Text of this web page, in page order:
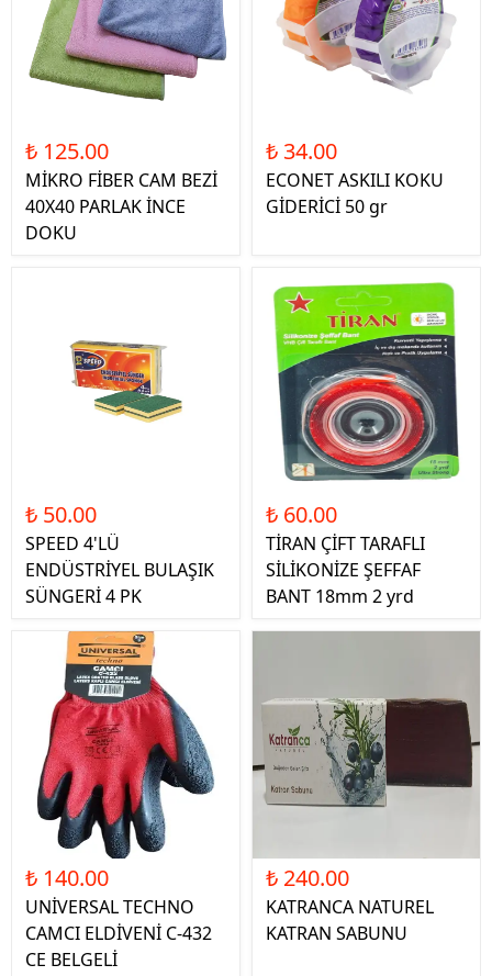
₺ 125.00
MİKRO FİBER CAM BEZİ
40X40 PARLAK İNCE
DOKU
₺ 34.00
ECONET ASKILI KOKU
GİDERİCİ 50 gr
₺ 50.00
SPEED 4'LÜ
ENDÜSTRİYEL BULAŞIK
SÜNGERİ 4 PK
₺ 60.00
TİRAN ÇİFT TARAFLI
SİLİKONİZE ŞEFFAF
BANT 18mm 2 yrd
₺ 140.00
UNİVERSAL TECHNO
CAMCI ELDİVENİ C-432
CE BELGELİ
₺ 240.00
KATRANCA NATUREL
KATRAN SABUNU